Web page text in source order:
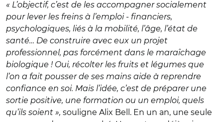
« L’objectif, c’est de les accompagner socialement
pour lever les freins à l’emploi - financiers,
psychologiques, liés à la mobilité, l’âge, l’état de
santé… De construire avec eux un projet
professionnel, pas forcément dans le maraîchage
biologique ! Oui, récolter les fruits et légumes que
l’on a fait pousser de ses mains aide à reprendre
confiance en soi. Mais l’idée, c’est de préparer une
sortie positive, une formation ou un emploi, quels
qu’ils soient », souligne Alix Bell. En un an, une seule